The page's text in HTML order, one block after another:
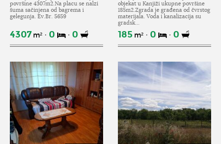
površine 4307m2.Na placu se nalzi
šuma sačinjena od bagrema i
gelegunja. Ev.Br. 5659
4307 m² 0 0
objekat u Kanjiži ukupne površine
185m2.Zgrada je građena od čvrstog
materijala. Voda i kanalizacija su
gradsk...
185 m² 0 0